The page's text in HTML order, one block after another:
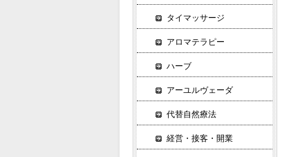
タイマッサージ
アロマテラピー
ハーブ
アーユルヴェーダ
代替自然療法
経営・接客・開業